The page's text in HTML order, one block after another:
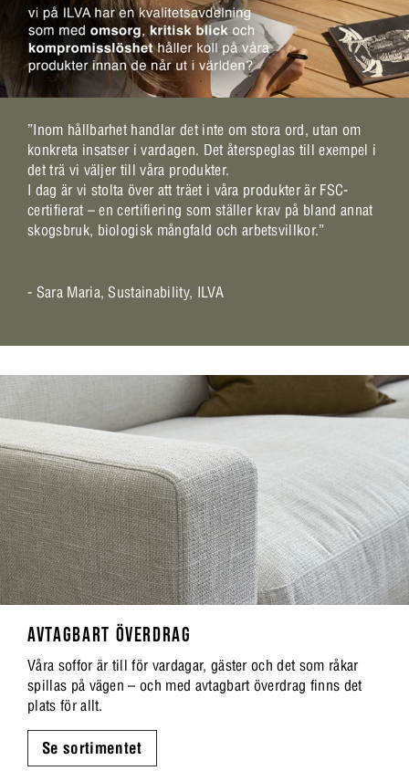
”Inom hållbarhet handlar det inte om stora ord, utan om
konkreta insatser i vardagen. Det återspeglas till exempel i
det trä vi väljer till våra produkter.
I dag är vi stolta över att träet i våra produkter är FSC-
certifierat – en certifiering som ställer krav på bland annat
skogsbruk, biologisk mångfald och arbetsvillkor.”
- Sara Maria, Sustainability, ILVA
AVTAGBART ÖVERDRAG
Våra soffor är till för vardagar, gäster och det som råkar
spillas på vägen – och med avtagbart överdrag finns det
plats för allt.
Se sortimentet